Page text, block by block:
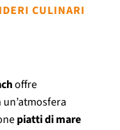
CULINARI
offre
piatti di mare